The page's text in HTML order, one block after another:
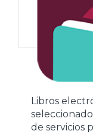
Libros
de servicios